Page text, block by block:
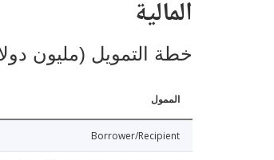
المالية
خطة التمويل (مليون
الممول
Borrower/Recipient